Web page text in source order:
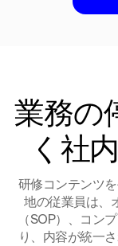
業務の
く社
研修コンテンツ
地の従業員は、
（SOP）、コン
り、内容が統一